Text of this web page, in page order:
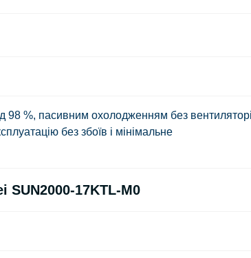
%, пасивним охолодженням без
без збоїв і мінімальне
SUN2000-17KTL-M0